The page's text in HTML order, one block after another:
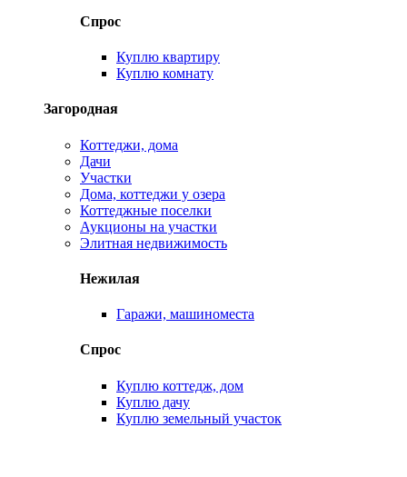
Спрос
Куплю квартиру
Куплю комнату
Загородная
Коттеджи, дома
Дачи
Участки
Дома, коттеджи у озера
Коттеджные поселки
Аукционы на участки
Элитная недвижимость
Нежилая
Гаражи, машиноместа
Спрос
Куплю коттедж, дом
Куплю дачу
Куплю земельный участок